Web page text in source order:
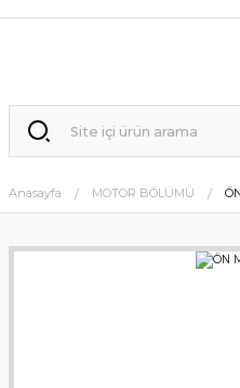
Anasayfa MOTOR BÖLÜMÜ